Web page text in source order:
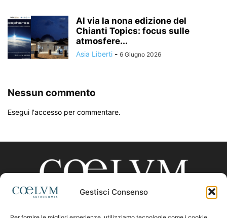
Gestisci Consenso
Al via la nona edizione del
Chianti Topics: focus sulle
atmosfere...
Asia Liberti - 6 Giugno 2026
Nessun commento
Esegui l'accesso per commentare.